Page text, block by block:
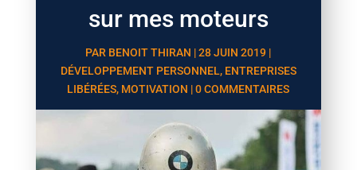
sur mes moteurs
PAR BENOIT THIRAN |28 JUIN 2019 |
DÉVELOPPEMENT PERSONNEL, ENTREPRISES
LIBÉRÉES, MOTIVATION |0 COMMENTAIRES